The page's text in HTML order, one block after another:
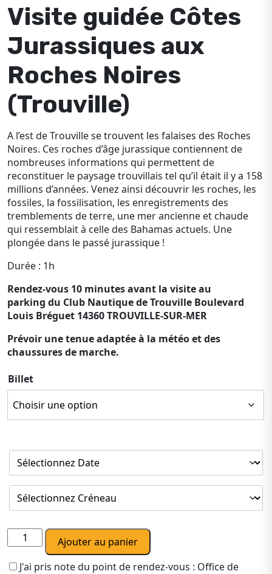
Visite guidée Côtes
Jurassiques aux
Roches Noires
(Trouville)
A l’est de Trouville se trouvent les falaises des Roches
Noires. Ces roches d’âge jurassique contiennent de
nombreuses informations qui permettent de
reconstituer le paysage trouvillais tel qu’il était il y a 158
millions d’années. Venez ainsi découvrir les roches, les
fossiles, la fossilisation, les enregistrements des
tremblements de terre, une mer ancienne et chaude
qui ressemblait à celle des Bahamas actuels. Une
plongée dans le passé jurassique !
Durée : 1h
Rendez-vous 10 minutes avant la visite au
parking du Club Nautique de Trouville Boulevard
Louis Bréguet 14360 TROUVILLE-SUR-MER
Prévoir une tenue adaptée à la météo et des
chaussures de marche.
Billet
quantité
de
Visite
Ajouter au panier
J'ai pris note du point de rendez-vous : Office de